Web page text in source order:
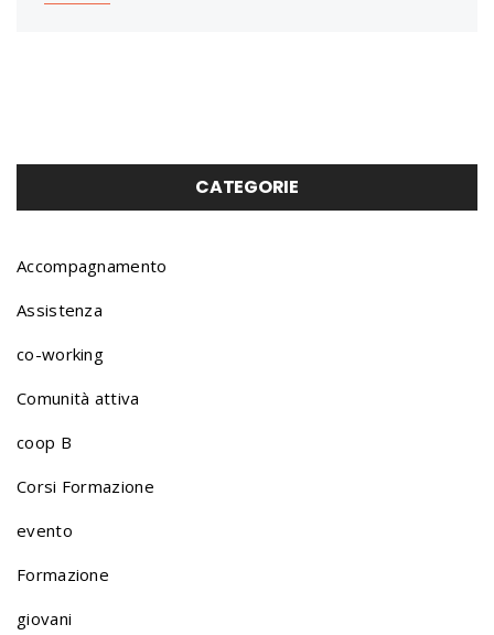
CATEGORIE
Accompagnamento
Assistenza
co-working
Comunità attiva
coop B
Corsi Formazione
evento
Formazione
giovani